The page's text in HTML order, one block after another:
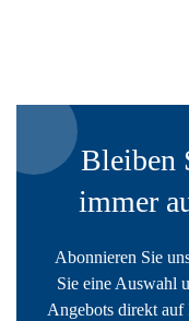
Bleiben
immer
Abonnieren Sie
Sie eine Auswahl
Angebots direkt auf